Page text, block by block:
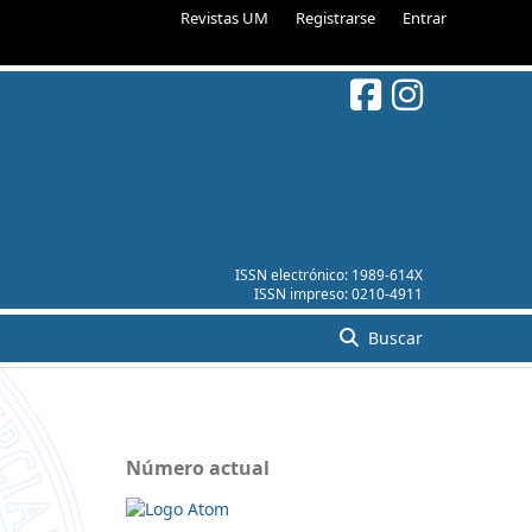
Revistas UM Registrarse Entrar
ISSN electrónico: 1989-614X
ISSN impreso:0210-4911
Buscar
Número actual